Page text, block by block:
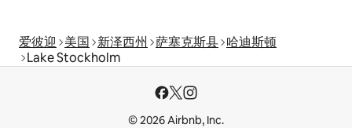
爱彼迎 美国 新泽西州 萨塞克斯县 哈迪斯顿
Lake Stockholm
© 2026 Airbnb, Inc.